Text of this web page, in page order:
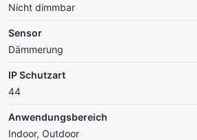
Nicht dimmbar
Sensor
Dämmerung
IP Schutzart
44
Anwendungsbereich
Indoor, Outdoor